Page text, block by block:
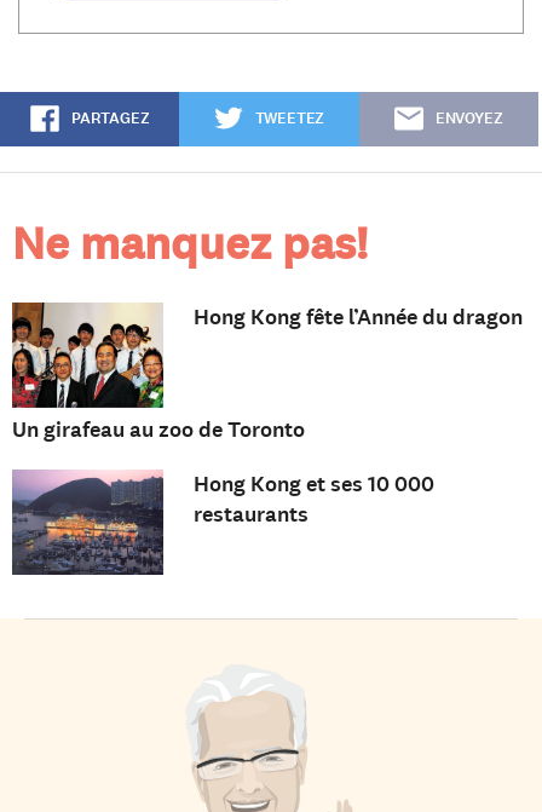
PARTAGEZ TWEETEZ ENVOYEZ
Ne manquez pas!
Hong Kong fête l’Année du dragon
Un girafeau au zoo de Toronto
Hong Kong et ses 10 000
restaurants